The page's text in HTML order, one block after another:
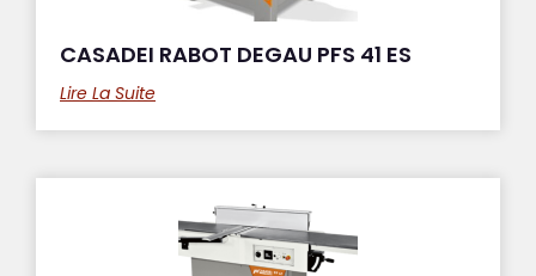
CASADEI RABOT DEGAU PFS 41 ES
Lire La Suite